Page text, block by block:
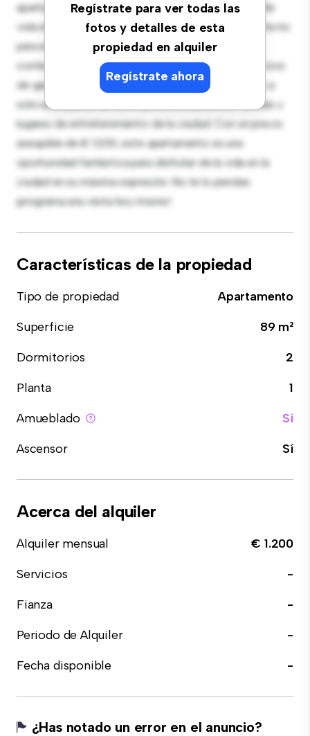
Regístrate para ver todas las
fotos y detalles de esta
propiedad en alquiler
Regístrate ahora
apartamento de 2 habitaciones ofrece un espacio de
vida elegante y acogedor. El diseño diáfano es perfecto
para el entretenimiento, y la cocina de estilo
contemporáneo está equipada con electrodomésticos
de gama alta. Con su ubicación privilegiada, estarás a
solo unos pasos de los mejores restaurantes, tiendas y
lugares de entretenimiento de la ciudad. Con un precio
asequible de € 1.200, este apartamento es una
oportunidad fantástica para disfrutar de la vida en la
ciudad en su máxima expresión. No te lo pierdas:
¡programa una visita hoy mismo!
Características de la propiedad
Tipo de propiedad
Apartamento
Superficie
89 m²
Dormitorios
2
Planta
1
Amueblado
Sí
Ascensor
Sí
Acerca del alquiler
Alquiler mensual
€ 1.200
Servicios
-
Fianza
-
Periodo de Alquiler
-
Fecha disponible
-
¿Has notado un error en el anuncio?